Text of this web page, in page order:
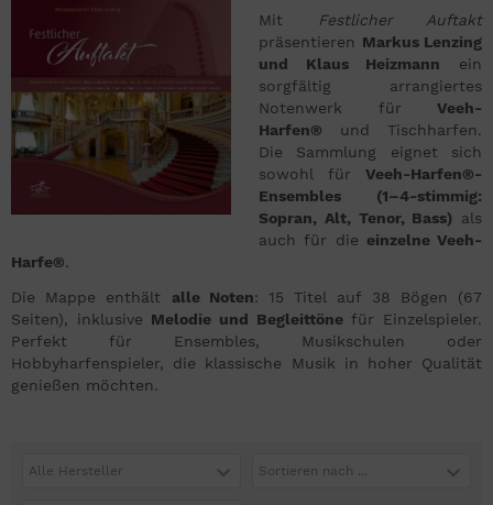
Mit
Festlicher Auftakt
präsentieren Markus Lenzing
und Klaus Heizmann ein
sorgfältig arrangiertes
Notenwerk für Veeh-
Harfen® und Tischharfen.
Die Sammlung eignet sich
sowohl für Veeh-Harfen®-
Ensembles (1–4-stimmig:
Sopran, Alt, Tenor, Bass) als
auch für die einzelne Veeh-
Harfe®.
Die Mappe enthält alle Noten: 15 Titel auf 38 Bögen (67
Seiten), inklusive Melodie und Begleittönefür Einzelspieler.
Perfekt für Ensembles, Musikschulen oder
Hobbyharfenspieler, die klassische Musik in hoher Qualität
genießen möchten.
Alle Hersteller Sortieren nach ...